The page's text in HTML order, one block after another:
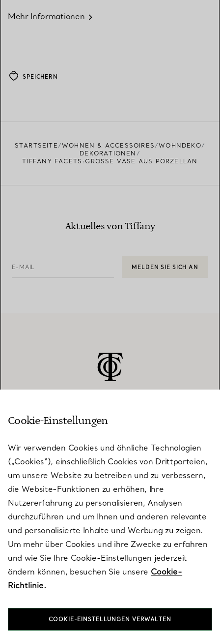
Mehr Informationen
SPEICHERN
STARTSEITE WOHNEN & ACCESSOIRES
WOHNDEKO
DEKORATIONEN
TIFFANY FACETS:GROSSE VASE AUS PORZELLAN
Aktuelles von Tiffany
E-MAIL MELDEN SIE SICH AN
KUNDENSERVICE
SERVICES
ÜBER TIFFANY & CO.
RECHTLICHE HINWEISE
FOLGEN SIE UNS
Cookie-Einstellungen
Wir verwenden Cookies und ähnliche Technologien
(„Cookies“), einschließlich Cookies von Drittparteien,
um unsere Website zu betreiben und zu verbessern,
die Website-Funktionen zu erhöhen, Ihre
Nutzererfahrung zu personalisieren, Analysen
durchzuführen und um Ihnen und anderen relevante
und personalisierte Inhalte und Werbung zu zeigen.
Um mehr über Cookies und ihre Zwecke zu erfahren
und wie Sie Ihre Cookie-Einstellungen jederzeit
ändern können, besuchen Sie unsere Cookie-
Richtlinie.
COOKIE-EINSTELLUNGEN VERWALTEN